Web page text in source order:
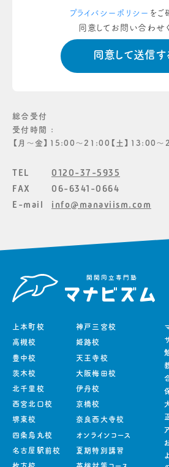
プライバシーポリシー をご
同意してお問い合わせ
総合受付
受付時間 :
【月〜金】15:00〜21:00【土】13:00
TEL
0120-37-5935
FAX
06-6341-0664
E-mail
info@manaviism.com
上本町校
高槻校
豊中校
茨木校
北千里校
西宮北口校
堺東校
四条烏丸校
名古屋駅前校
神戸三宮校
姫路校
天王寺校
大阪梅田校
伊丹校
京橋校
奈良西大寺校
オンラインコース
夏期特別講習